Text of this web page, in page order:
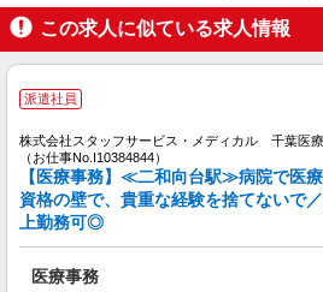
派遣社員
株式会社スタッフサービス・メディカル
No.I10515079）
千葉県船橋市内の
キープ
株式会社スタッフサービス・メディカル
この求人に似ている求人情報
派遣社員
株式会社スタッフサービス・メディカル 千葉医
（お仕事No.I10384844）
【医療事務】≪二和向台駅≫病院で医
資格の壁で、貴重な経験を捨てないで
上勤務可◎
医療事務